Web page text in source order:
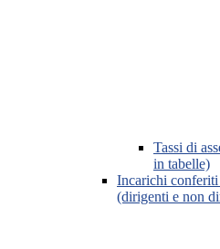
Tassi di
in tabelle)
Incarichi
(dirigenti e non